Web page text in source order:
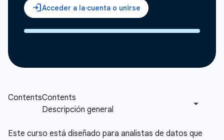
Este curso está diseñado para analistas de datos que